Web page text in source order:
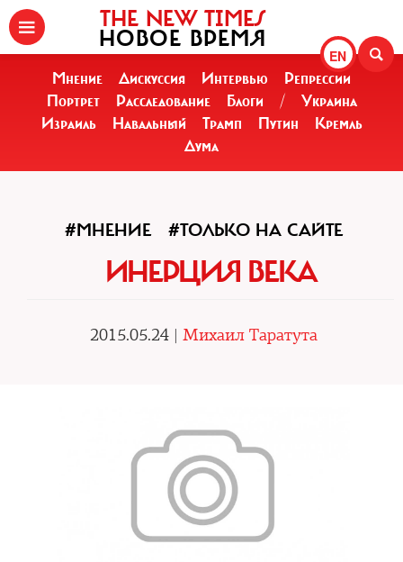
EN
THE NEW TIMES
НОВОЕ ВРЕМЯ
Мнение Дискуссия Интервью
Репрессии
Портрет
Расследование Блоги /
Украина
Израиль
Навальный Трамп Путин
Кремль
Дума
#МНЕНИЕ #ТОЛЬКО НА САЙТЕ
ИНЕРЦИЯ ВЕКА
2015.05.24 | Михаил Таратута